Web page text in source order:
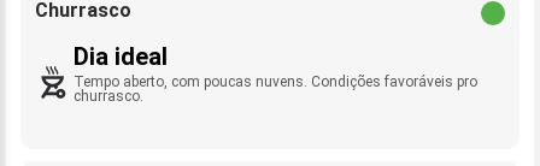
Churrasco
Dia ideal
Tempo aberto, com poucas nuvens. Condições favoráveis pro
churrasco.